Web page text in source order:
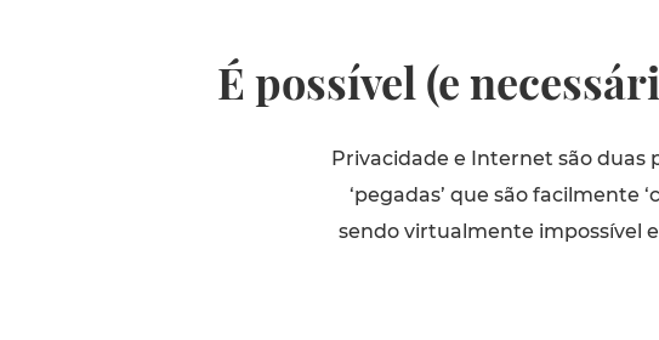
É possível (e
Privacidade e Internet são duas
‘pegadas’ que são facilmente
sendo virtualmente impossível